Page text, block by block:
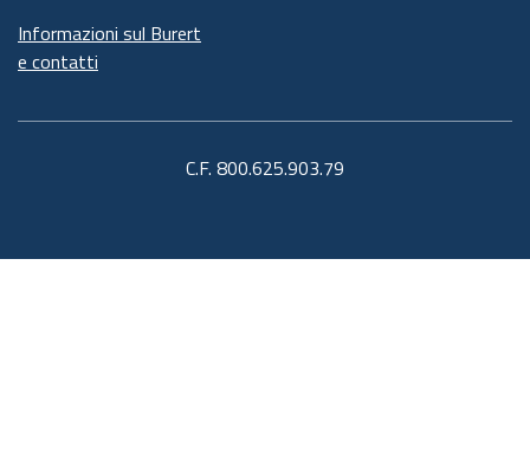
Informazioni sul Burert
e contatti
C.F. 800.625.903.79